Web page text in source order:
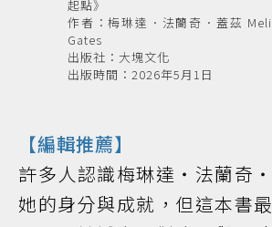
起點》
作者：梅琳達．法蘭奇．蓋茲
Gates
出版社：大塊文化
出版時間：2026年5月1日
【編輯推薦】
許多人認識梅琳達・法蘭奇
她的身分與成就，但這本書